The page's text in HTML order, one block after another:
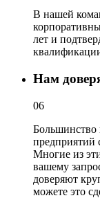
В нашей
лет и
Нам
06
предприятий
Многие из
вашему
доверяют
можете это